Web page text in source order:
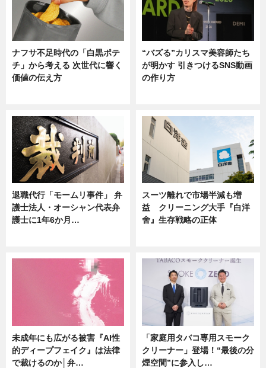
ナフサ不足時代の「白黒ポテ
チ」から考える 次世代に響く
価値の伝え方
“バズる”カリスマ美容師たち
が明かす 引きつけるSNS動画
の作り方
退職代行「モームリ事件」 弁
護士法人・オーシャン代表弁
護士に1年6か月…
スーツ離れで市場半減も増
益 クリーニング大手『白洋
舍』生存戦略の正体
未成年にも広がる被害『AI性
的ディープフェイク』は法律
で裁けるのか│弁…
「家庭用タバコ専用スモーク
クリーナー」登場！“最後の分
煙空間”に参入し…